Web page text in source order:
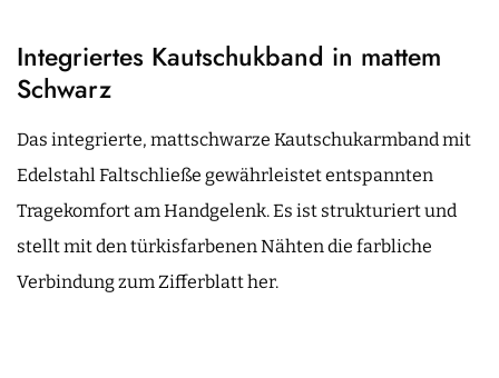
Integriertes Kautschukband in mattem
Schwarz
Das integrierte, mattschwarze Kautschukarmband mit
Edelstahl Faltschließe gewährleistet entspannten
Tragekomfort am Handgelenk. Es ist strukturiert und
stellt mit den türkisfarbenen Nähten die farbliche
Verbindung zum Zifferblatt her.